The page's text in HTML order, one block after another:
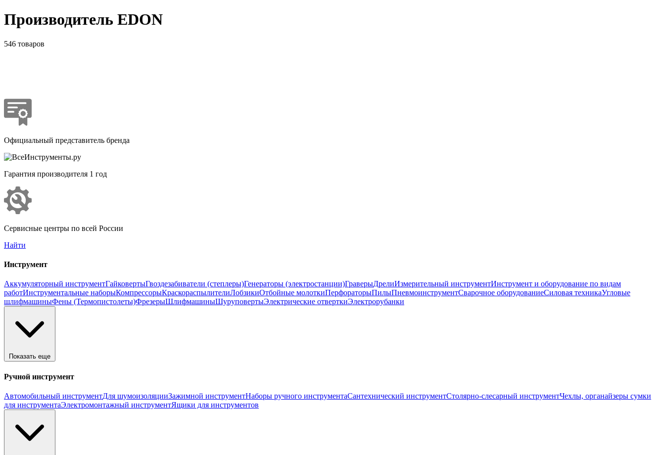
Производитель EDON
546 товаров
Официальный представитель бренда
Гарантия производителя 1 год
Сервисные центры по всей России
Найти
Инструмент
Аккумуляторный инструментГайковертыГвоздезабиватели (степлеры)Генераторы (электростанции)ГраверыДрелиИзмерительный инструментИнструмент и оборудование по видам
работИнструментальные наборыКомпрессорыКраскораспылителиЛобзикиОтбойные молоткиПерфораторыПилыПневмоинструментСварочное оборудованиеСиловая техникаУгловые
шлифмашиныФены (Термопистолеты)ФрезерыШлифмашиныШуруповертыЭлектрические отверткиЭлектрорубанки
Показать еще
Ручной инструмент
Автомобильный инструментДля шумоизоляцииЗажимной инструментНаборы ручного инструментаСантехнический инструментСтолярно-слесарный инструментЧехлы, органайзеры сумки
для инструментаЭлектромонтажный инструментЯщики для инструментов